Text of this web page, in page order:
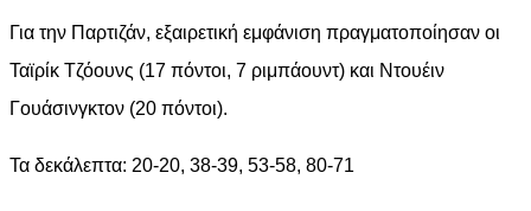
Για την Παρτιζάν, εξαιρετική εμφάνιση πραγματοποίησαν οι
Ταϊρίκ Τζόουνς (17 πόντοι, 7 ριμπάουντ) και Ντουέιν
Γουάσινγκτον (20 πόντοι).
Τα δεκάλεπτα: 20-20, 38-39, 53-58, 80-71